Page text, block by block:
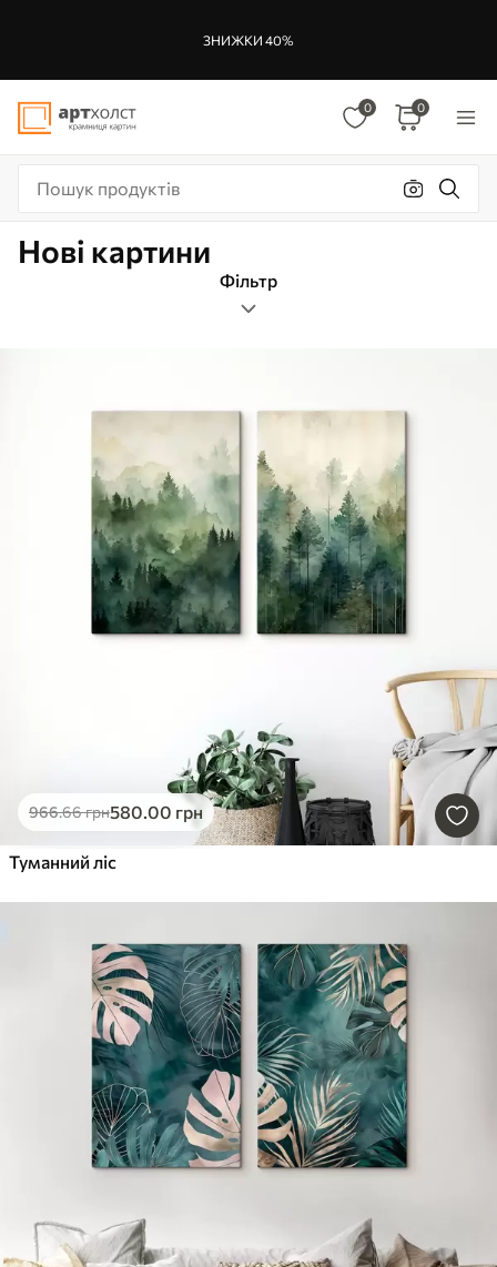
ЗНИЖКИ 40%
0 0
Нові картини
Фільтр
Колір
Нові Картини
Найновіші
Очистити фільтр
966.66грн580.00 грн
Туманний ліс